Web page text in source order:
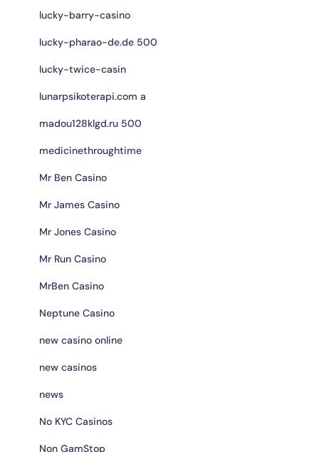
lucky-barry-casino
lucky-pharao-de.de 500
lucky-twice-casin
lunarpsikoterapi.com a
madou128klgd.ru 500
medicinethroughtime
Mr Ben Casino
Mr James Casino
Mr Jones Casino
Mr Run Casino
MrBen Casino
Neptune Casino
new casino online
new casinos
news
No KYC Casinos
Non GamStop